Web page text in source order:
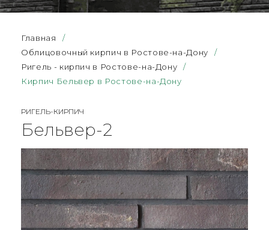
Главная
/
Облицовочный кирпич в Ростове-на-Дону
/
Ригель - кирпич в Ростове-на-Дону
/
Кирпич Бельвер в Ростове-на-Дону
РИГЕЛЬ-КИРПИЧ
Бельвер-2